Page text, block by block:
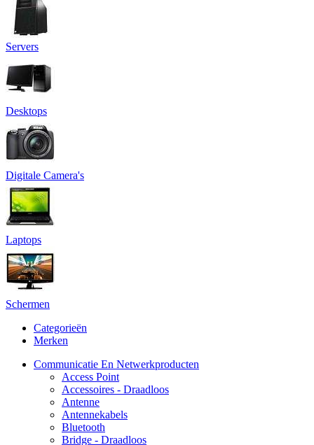
Servers
Desktops
Digitale Camera's
Laptops
Schermen
Categorieën
Merken
Communicatie En Netwerkproducten
Access Point
Accessoires - Draadloos
Antenne
Antennekabels
Bluetooth
Bridge - Draadloos